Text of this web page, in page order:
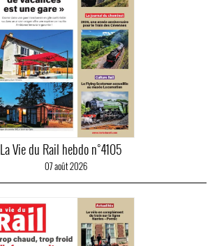
La Vie du Rail hebdo n°4105
07 août 2026